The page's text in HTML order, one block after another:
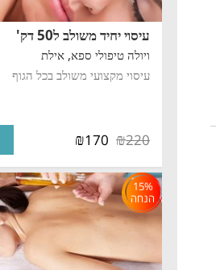
עיסוי יחיד משולב ל50 דק'
ויולה טיפולי ספא, אילת
עיסוי מקצועי משולב בכל הגוף
₪220
₪170
15%
הנחה